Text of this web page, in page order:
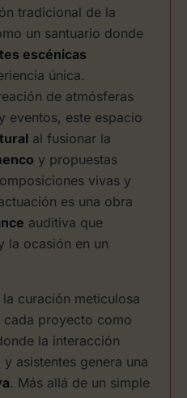
tradicional de la
un santuario donde
escénicas
única.
de atmósferas
eventos, este espacio
al fusionar la
y propuestas
vivas y
es una obra
auditiva que
la ocasión en un
curación meticulosa
proyecto como
la interacción
asistentes genera una
. Más allá de un simple